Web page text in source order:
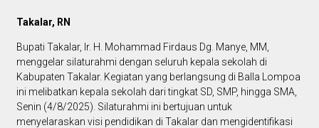
Takalar, RN
Bupati Takalar, Ir. H. Mohammad Firdaus Dg. Manye, MM,
menggelar silaturahmi dengan seluruh kepala sekolah di
Kabupaten Takalar. Kegiatan yang berlangsung di Balla Lompoa
ini melibatkan kepala sekolah dari tingkat SD, SMP, hingga SMA,
Senin (4/8/2025). Silaturahmi ini bertujuan untuk
menyelaraskan visi pendidikan di Takalar dan mengidentifikasi